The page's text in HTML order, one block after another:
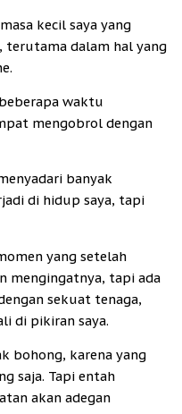
kecil saya yang
terutama dalam hal yang
waktu
mengobrol dengan
banyak
di hidup saya, tapi
yang setelah
mengingatnya, tapi ada
sekuat tenaga,
di pikiran saya.
bohong, karena yang
saja. Tapi entah
akan adegan